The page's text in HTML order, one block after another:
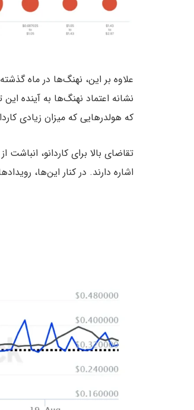
علاوه بر این، نهنگ‌ها در ماه
که هولدرهایی که میزان زیادی
تقاضای بالا برای کاردانو،
اشاره دارند. در کنار این‌ها،